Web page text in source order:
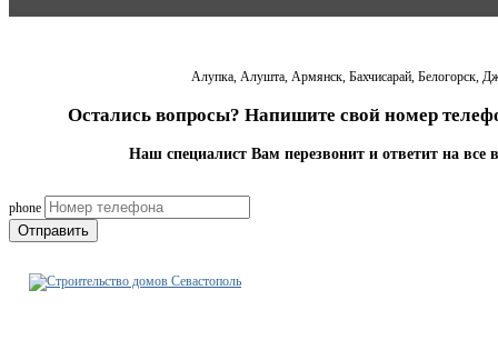
Алупка, Алушта, Армянск, Бахчисарай, Белогорск,
Остались вопросы? Напишите свой номер
Наш специалист Вам перезвонит и ответит на все
phone
Отправить